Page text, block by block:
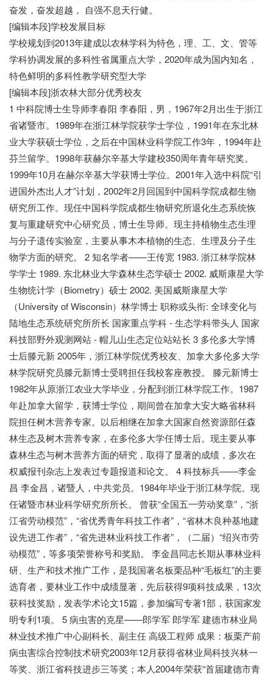
奋发，奋发超越， 自强不息天行健。
[编辑本段]学校发展目标
学校规划到2013年建成以农林学科为特色，理、工、文、管等
学科协调发展的多科性省属重点大学，2020年成为国内知名，
特色鲜明的多科性教学研究型大学
[编辑本段]浙农林大部分优秀校友
1 中科院博士生导师李春阳 李春阳，男，1967年2月出生于浙江
省诸暨市。1989年在浙江林学院获学士学位，1991年在东北林
业大学获硕士学位，之后在中国林业科学院工作3年，1994年赴
芬兰留学。1998年获赫尔辛基大学建校350周年青年研究奖。
1999年10月在赫尔辛基大学获博士学位。2001年入选中科院“引
进国外杰出人才”计划，2002年2月回国到中国科学院成都生物
研究所工作。现任中国科学院成都生物研究所退化生态系统恢
复与重建研究中心研究员，博士生导师。现主持植物生态生理
与分子遗传实验室，主要从事木本植物的生态、生理及分子生
物学方面的研究。 2 知名学者——王传宽 1983. 浙江林学院林
学学士 1989. 东北林业大学森林生态学硕士 2002. 威斯康星大学
生物统计学（Biometry）硕士 2002. 美国威斯康星大学
（University of Wisconsin）林学博士 职称或头衔: 全球变化与
陆地生态系统研究所所长 国家重点学科 - 生态学科带头人 国家
科技部野外观测网站 - 帽儿山生态定位站站长 3 多伦多大学博
士后滕元新 2005年，浙江林学院优秀校友、加拿大多伦多大学
林学院研究员滕元新博士受聘担任我校客座教授。 滕元新博士
1982年从原浙江农业大学毕业，分配到浙江林学院工作。1987
年赴加拿大留学，获博士学位，期间曾在加拿大安大略省林科
院担任树木营养专家。以后相继在加拿大国家自然资源部任森
林生态及树木营养专家，在多伦多大学任博士后。现主要从事
森林生态与树木营养方面的研究，取得了显著的成绩，多次在
权威报刊杂志上发表过专题报道和论文。 4 科技标兵——李金
昌 李金昌，诸暨人，中共党员。1984年毕业于浙江林学院。现
任诸暨市林业科学研究所所长。 曾获“全国五一劳动奖章”，“浙
江省劳动模范”，“省优秀青年科技工作者”，“省林木良种基地建
设先进工作者”，“省先进林业科技工作者”，（二届）“绍兴市劳
动模范”，等多项荣誉称号和奖励。 李金昌同志长期从事林业科
研、生产和技术推广工作，是我国著名板栗品种“毛板红”的主要
选育者，要林业工作中成绩显著，先后获得9项科技成果，13次
获科技奖励，发表学术论文15篇，参加编写专著1部，获国家发
明专利1项。 5 病虫害的克星——郎学军 郎学军 建德市林业局
林业技术推广中心副科长、副主任 高级工程师 成果：板栗产前
病虫害综合控制技术研究2003年12月获得省林业局科技兴林一
等奖、浙江省科技进步三等奖；本人2004年荣获“首届建德市青